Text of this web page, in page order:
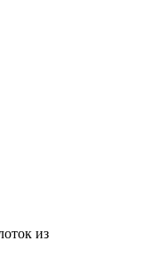
из